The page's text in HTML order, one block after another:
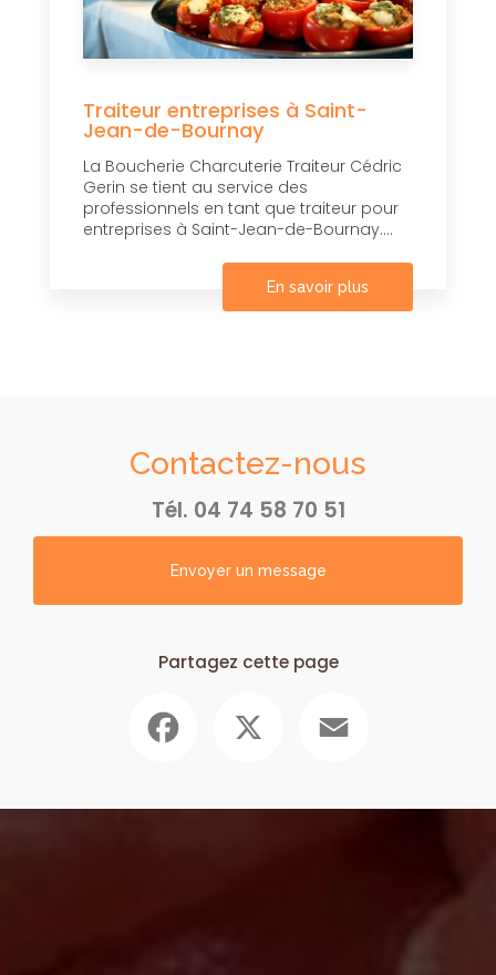
Traiteur entreprises à Saint-
Jean-de-Bournay
La Boucherie Charcuterie Traiteur Cédric
Gerin se tient au service des
professionnels en tant que traiteur pour
entreprises à Saint-Jean-de-Bournay....
En savoir plus
Contactez-nous
Tél. 04 74 58 70 51
Envoyer un message
Partagez cette page